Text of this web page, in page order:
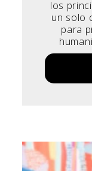
los
un solo
para